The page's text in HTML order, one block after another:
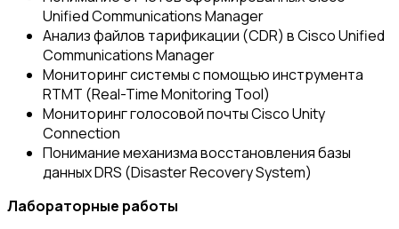
Unified Communications Manager
Анализ файлов тарификации (CDR) в Cisco Unified
Communications Manager
Мониторинг системы с помощью инструмента
RTMT (Real-Time Monitoring Tool)
Мониторинг голосовой почты Cisco Unity
Connection
Понимание механизма восстановления базы
данных DRS (Disaster Recovery System)
Лабораторные работы